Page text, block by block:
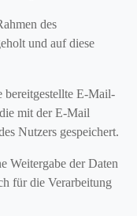
des
und auf diese
bereitgestellte E-Mail-
mit der E-Mail
Nutzers gespeichert.
Weitergabe der Daten
für die Verarbeitung